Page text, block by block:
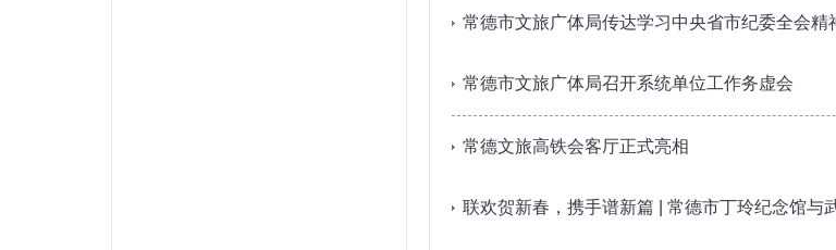
常德市文旅广体局传达学习中央省市纪委全会精
常德市文旅广体局召开系统单位工作务虚会
常德文旅高铁会客厅正式亮相
联欢贺新春，携手谱新篇 | 常德市丁玲纪念馆与